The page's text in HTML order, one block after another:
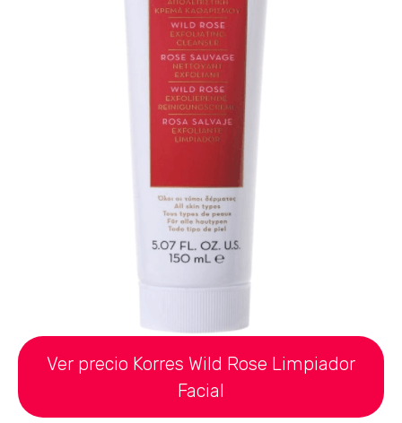
Ver precio Korres Wild Rose Limpiador
Facial